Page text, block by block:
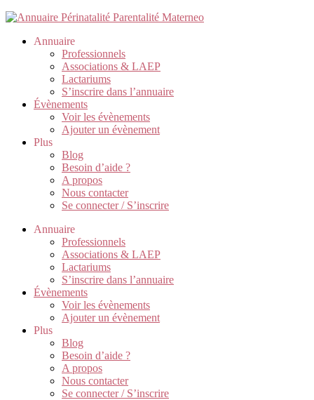
Annuaire
Professionnels
Associations & LAEP
Lactariums
S’inscrire dans l’annuaire
Évènements
Voir les évènements
Ajouter un évènement
Plus
Blog
Besoin d’aide ?
A propos
Nous contacter
Se connecter / S’inscrire
Annuaire
Professionnels
Associations & LAEP
Lactariums
S’inscrire dans l’annuaire
Évènements
Voir les évènements
Ajouter un évènement
Plus
Blog
Besoin d’aide ?
A propos
Nous contacter
Se connecter / S’inscrire